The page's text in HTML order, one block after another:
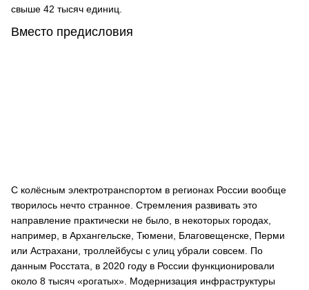
свыше 42 тысяч единиц.
Вместо предисловия
С колёсным электротранспортом в регионах России вообще
творилось нечто странное. Стремления развивать это
направление практически не было, в некоторых городах,
например, в Архангельске, Тюмени, Благовещенске, Перми
или Астрахани, троллейбусы с улиц убрали совсем. По
данным Росстата, в 2020 году в России функционировали
около 8 тысяч «рогатых». Модернизация инфраструктуры